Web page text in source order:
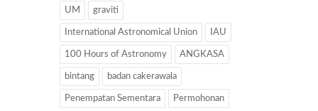
UM graviti
International Astronomical Union IAU
100 Hours of Astronomy ANGKASA
bintang badan cakerawala
Penempatan Sementara Permohonan